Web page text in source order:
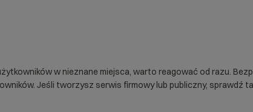
w nieznane miejsca, warto reagować od razu.
Jeśli tworzysz serwis firmowy lub publiczny, sprawdź